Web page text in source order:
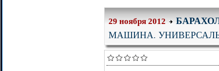
29 ноября 2012
МАШИНА.